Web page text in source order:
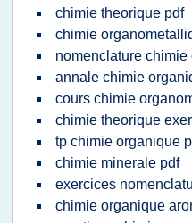
chimie theorique pdf
chimie
nomenclature
annale chimie
cours chimie
chimie theorique
tp chimie organique
chimie minerale pdf
exercices
chimie organique